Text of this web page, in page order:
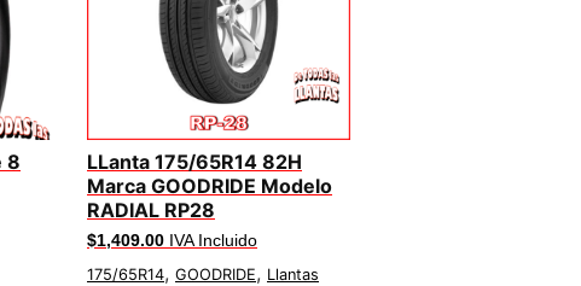
8
LLanta 175/65R14 82H
Marca GOODRIDE Modelo
RADIAL RP28
$1,409.00 IVA Incluido
175/65R14, GOODRIDE, Llantas